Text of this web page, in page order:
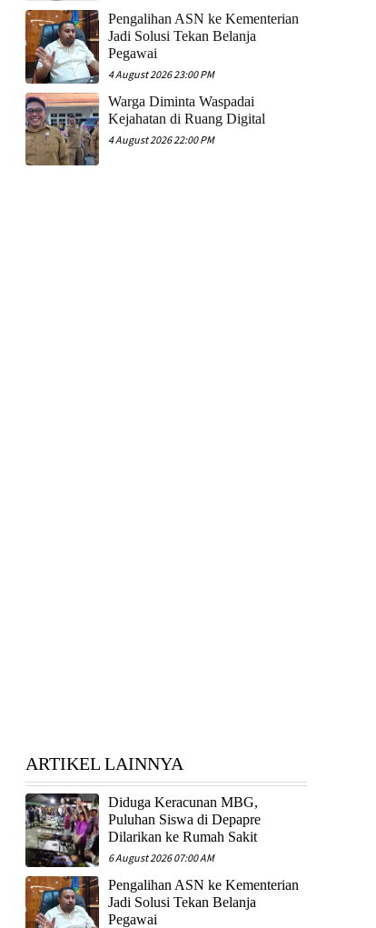
Pengalihan ASN ke Kementerian
Jadi Solusi Tekan Belanja
Pegawai
4 August 2026 23:00 PM
Warga Diminta Waspadai
Kejahatan di Ruang Digital
4 August 2026 22:00 PM
ARTIKEL LAINNYA
Diduga Keracunan MBG,
Puluhan Siswa di Depapre
Dilarikan ke Rumah Sakit
6 August 2026 07:00 AM
Pengalihan ASN ke Kementerian
Jadi Solusi Tekan Belanja
Pegawai